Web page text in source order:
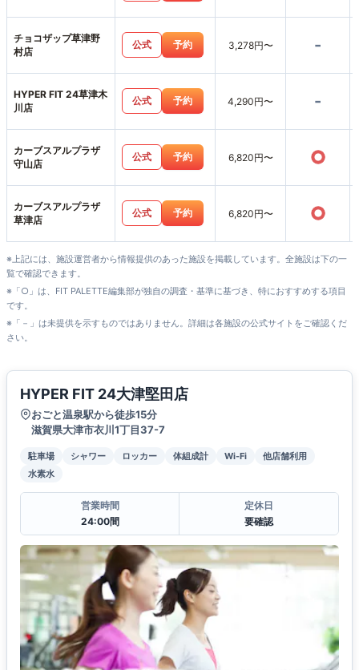
チョコザップ草津野
村店
公式 予約 3,278円〜 -
HYPER FIT 24草津木
川店
公式 予約 4,290円〜 -
カーブスアルプラザ
守山店
公式 予約 6,820円〜 ○
カーブスアルプラザ
草津店
公式 予約 6,820円〜 ○
※上記には、施設運営者から情報提供のあった施設を掲載しています。全施設は下の一
覧で確認できます。
※「○」は、FIT PALETTE編集部が独自の調査・基準に基づき、特におすすめする項目
です。
※「－」は未提供を示すものではありません。詳細は各施設の公式サイトをご確認くだ
さい。
HYPER FIT 24大津堅田店
おごと温泉駅から徒歩15分
滋賀県大津市衣川1丁目37-7
駐車場 シャワー ロッカー 体組成計 Wi-Fi
他店舗利用
水素水
営業時間
24:00間
定休日
要確認